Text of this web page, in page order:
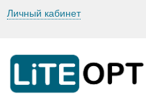
Личный кабинет